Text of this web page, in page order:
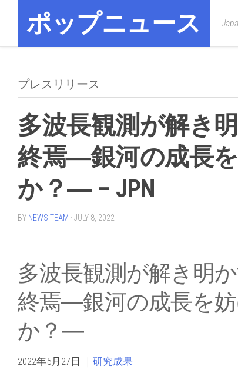
contentポップニュース
プレスリリース
多波長観測が解き
終焉―銀河の成長
か？― – JPN
BY NEWS TEAM · JULY 8, 2022
多波長観測が解き明
終焉―銀河の成長を
か？―
2022年5月27日 ｜ 研究成果